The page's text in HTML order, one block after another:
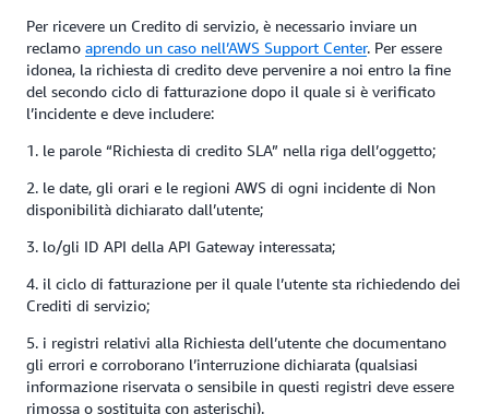
Per ricevere un Credito di servizio, è necessario inviare un
reclamo aprendo un caso nell’AWS Support Center. Per essere
idonea, la richiesta di credito deve pervenire a noi entro la fine
del secondo ciclo di fatturazione dopo il quale si è verificato
l’incidente e deve includere:
1. le parole “Richiesta di credito SLA” nella riga dell’oggetto;
2. le date, gli orari e le regioni AWS di ogni incidente di Non
disponibilità dichiarato dall’utente;
3. lo/gli ID API della API Gateway interessata;
4. il ciclo di fatturazione per il quale l’utente sta richiedendo dei
Crediti di servizio;
5. i registri relativi alla Richiesta dell’utente che documentano
gli errori e corroborano l’interruzione dichiarata (qualsiasi
informazione riservata o sensibile in questi registri deve essere
rimossa o sostituita con asterischi).